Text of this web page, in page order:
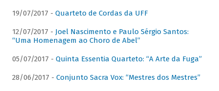
19/07/2017 - Quarteto de Cordas da UFF
12/07/2017 - Joel Nascimento e Paulo Sérgio Santos:
“Uma Homenagem ao Choro de Abel”
05/07/2017 - Quinta Essentia Quarteto: “A Arte da Fuga”
28/06/2017 - Conjunto Sacra Vox: “Mestres dos Mestres”